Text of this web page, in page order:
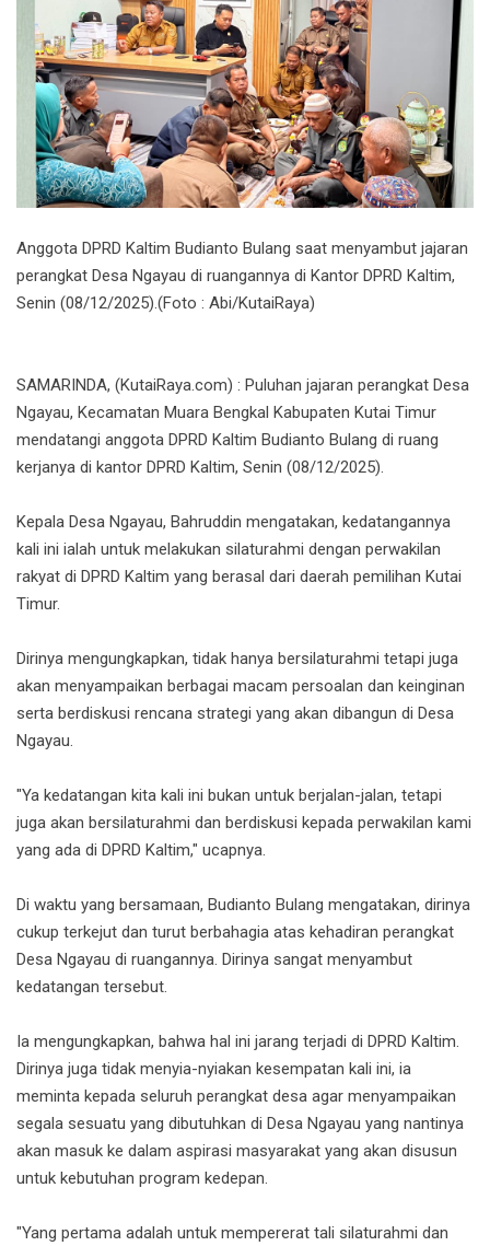
Anggota DPRD Kaltim Budianto Bulang saat menyambut jajaran
perangkat Desa Ngayau di ruangannya di Kantor DPRD Kaltim,
Senin (08/12/2025).(Foto : Abi/KutaiRaya)
SAMARINDA, (KutaiRaya.com) : Puluhan jajaran perangkat Desa
Ngayau, Kecamatan Muara Bengkal Kabupaten Kutai Timur
mendatangi anggota DPRD Kaltim Budianto Bulang di ruang
kerjanya di kantor DPRD Kaltim, Senin (08/12/2025).
Kepala Desa Ngayau, Bahruddin mengatakan, kedatangannya
kali ini ialah untuk melakukan silaturahmi dengan perwakilan
rakyat di DPRD Kaltim yang berasal dari daerah pemilihan Kutai
Timur.
Dirinya mengungkapkan, tidak hanya bersilaturahmi tetapi juga
akan menyampaikan berbagai macam persoalan dan keinginan
serta berdiskusi rencana strategi yang akan dibangun di Desa
Ngayau.
"Ya kedatangan kita kali ini bukan untuk berjalan-jalan, tetapi
juga akan bersilaturahmi dan berdiskusi kepada perwakilan kami
yang ada di DPRD Kaltim," ucapnya.
Di waktu yang bersamaan, Budianto Bulang mengatakan, dirinya
cukup terkejut dan turut berbahagia atas kehadiran perangkat
Desa Ngayau di ruangannya. Dirinya sangat menyambut
kedatangan tersebut.
Ia mengungkapkan, bahwa hal ini jarang terjadi di DPRD Kaltim.
Dirinya juga tidak menyia-nyiakan kesempatan kali ini, ia
meminta kepada seluruh perangkat desa agar menyampaikan
segala sesuatu yang dibutuhkan di Desa Ngayau yang nantinya
akan masuk ke dalam aspirasi masyarakat yang akan disusun
untuk kebutuhan program kedepan.
"Yang pertama adalah untuk mempererat tali silaturahmi dan